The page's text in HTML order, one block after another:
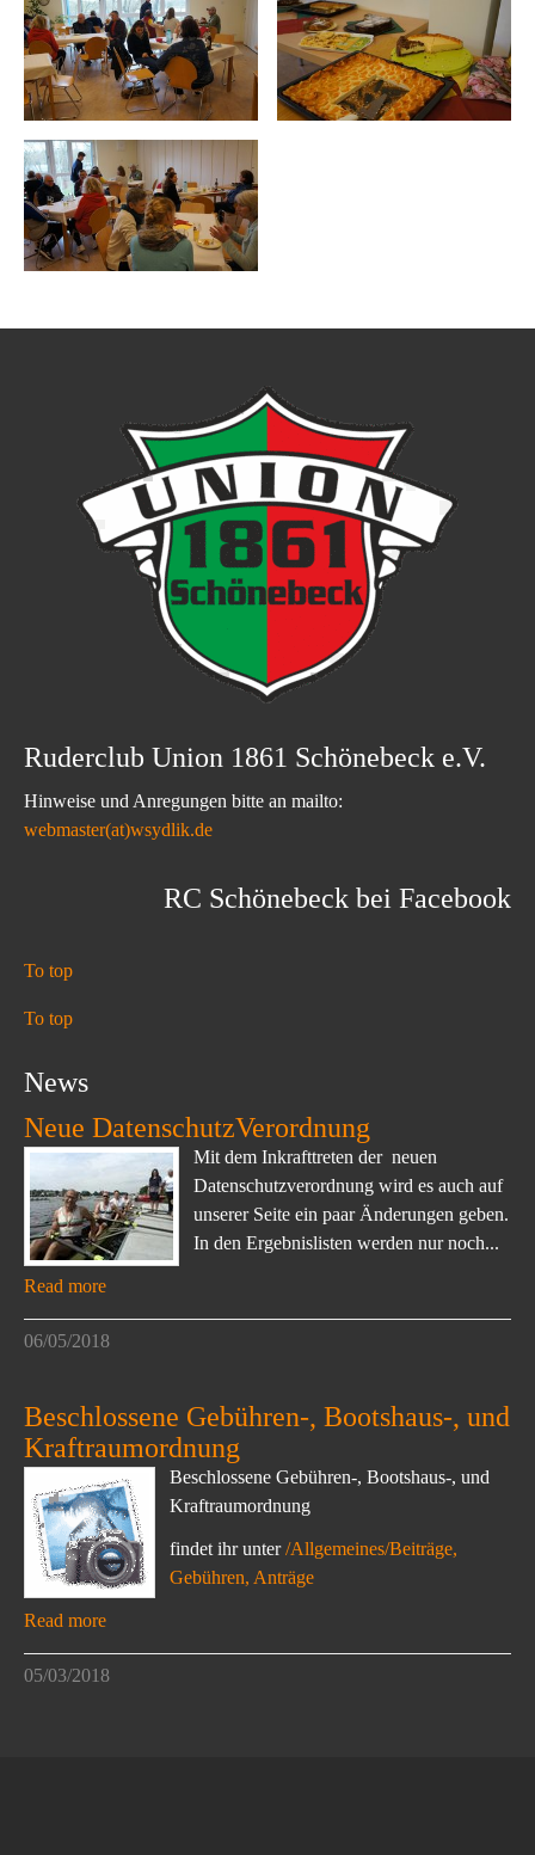
Ruderclub Union 1861 Schönebeck e.V.
Hinweise und Anregungen bitte an mailto:
webmaster(at)wsydlik.de
RC Schönebeck bei Facebook
To top
To top
News
Neue DatenschutzVerordnung
Mit dem Inkrafttreten der neuen
Datenschutzverordnung wird es auch auf
unserer Seite ein paar Änderungen geben.
In den Ergebnislisten werden nur noch...
Read more
06/05/2018
Beschlossene Gebühren-, Bootshaus-, und
Kraftraumordnung
Beschlossene Gebühren-, Bootshaus-, und
Kraftraumordnung
findet ihr unter/Allgemeines/Beiträge,
Gebühren, Anträge
Read more
05/03/2018